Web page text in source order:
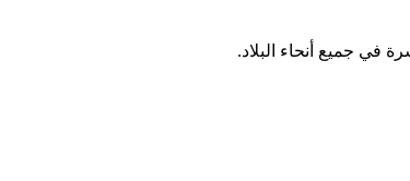
في جميع أنحاء البلاد.